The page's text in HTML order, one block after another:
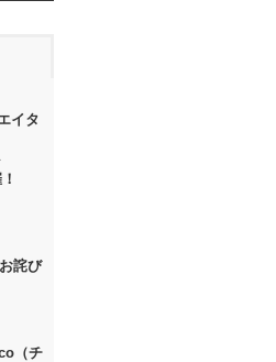
イタ
詫び
（チ